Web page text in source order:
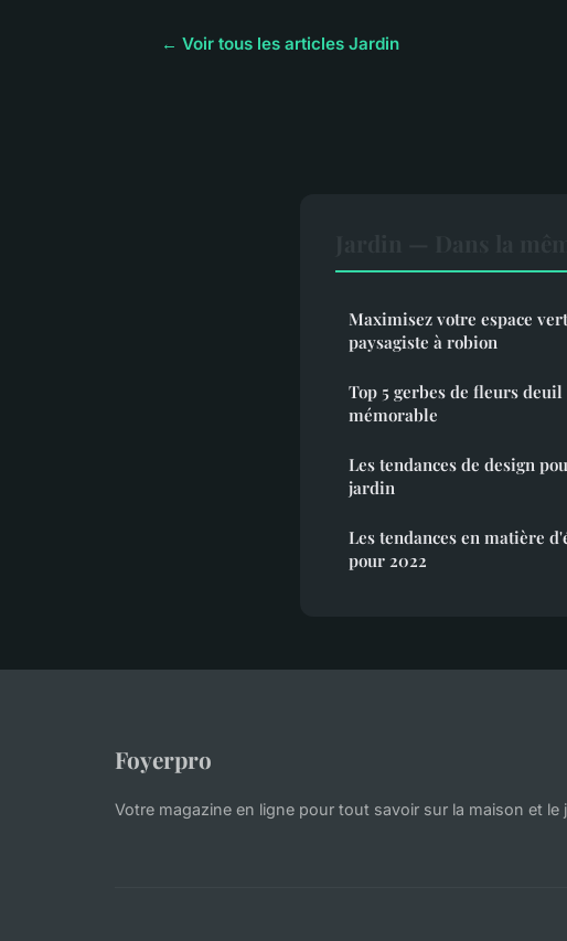
← Voir tous les articles Jardin
Maximisez votre espace
paysagiste à robion
Top 5 gerbes de fleurs
mémorable
Les tendances de design
jardin
Les tendances en matière
pour 2022
Foyerpro
Votre magazine en ligne pour tout savoir sur la maison et le